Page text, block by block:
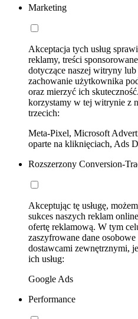
Marketing
Akceptacja tych usług
reklamy, treści
dotyczące naszej witryny
zachowanie użytkownika
oraz mierzyć ich
korzystamy w tej witrynie z
trzecich:
Meta-Pixel, Microsoft
oparte na kliknięciach, Ads
Rozszerzony Conversion-
Akceptując tę usługę,
sukces naszych reklam
ofertę reklamową. W tym
zaszyfrowane dane
dostawcami zewnętrznymi,
ich usług:
Google Ads
Performance